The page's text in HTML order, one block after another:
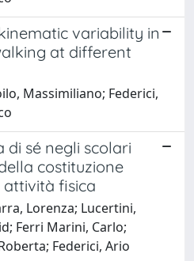
variability in
at different
Massimiliano; Federici,
di sé negli scolari
costituzione
attività fisica
Lorenza; Lucertini,
Ferri Marini, Carlo;
Federici, Ario